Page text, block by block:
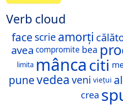
Verb cloud
face scrie amorți
avea compromite bea
limita mâncaciti
punevedea veni viețui
crea